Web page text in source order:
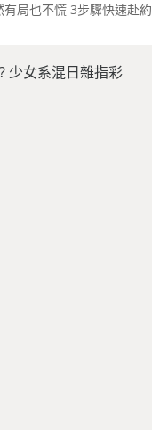
有局也不慌 3步驟快速赴約